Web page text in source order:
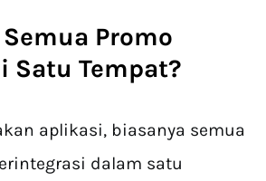
Promo
Satu Tempat?
aplikasi, biasanya semua
dalam satu